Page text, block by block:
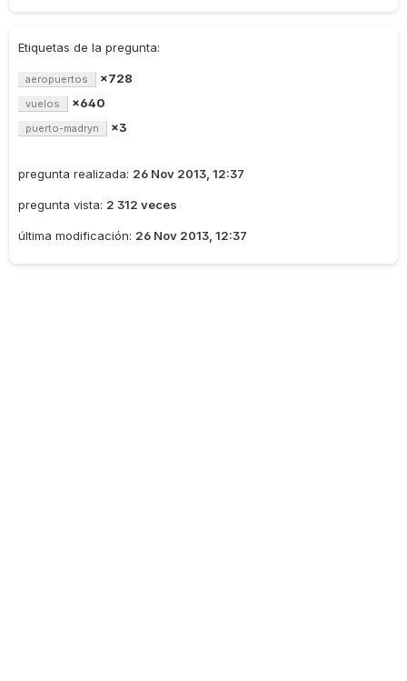
Etiquetas de la pregunta:
aeropuertos ×728
vuelos ×640
puerto-madryn ×3
pregunta realizada: 26 Nov 2013, 12:37
pregunta vista: 2 312 veces
última modificación: 26 Nov 2013, 12:37